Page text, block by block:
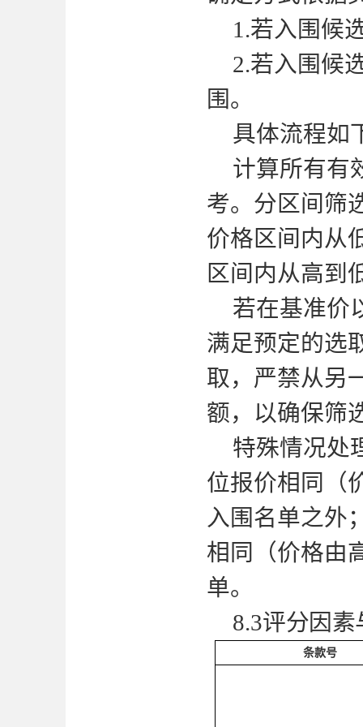
1.若入围候
2.若入围候
围。
具体流程如
计算所有有
考。分区间筛
价格区间内从
区间内从高到
若在基准价
满足预定的选
取，严禁从另
额，以确保筛
特殊情况处
位报价相同（
入围名单之外
相同（价格由
单。
8.3评分因素
条款号